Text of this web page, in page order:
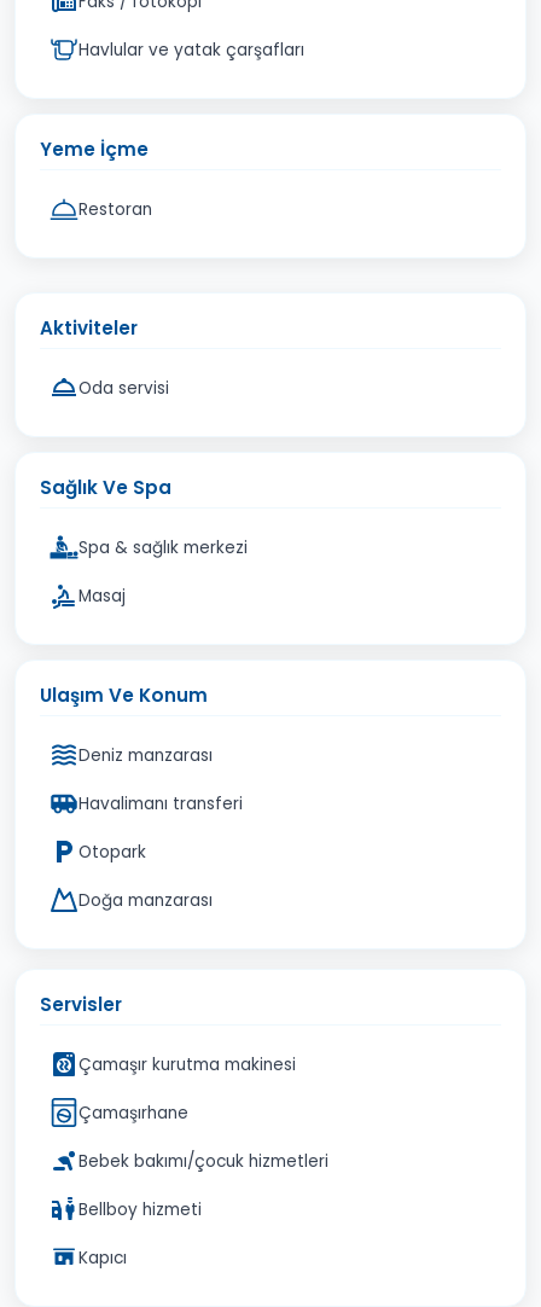
Havlular ve yatak çarşafları
Yeme İçme
Restoran
Aktiviteler
Oda servisi
Sağlık Ve Spa
Spa & sağlık merkezi
Masaj
Ulaşım Ve Konum
Deniz manzarası
Havalimanı transferi
Otopark
Doğa manzarası
Servisler
Çamaşır kurutma makinesi
Çamaşırhane
Bebek bakımı/çocuk hizmetleri
Bellboy hizmeti
Kapıcı